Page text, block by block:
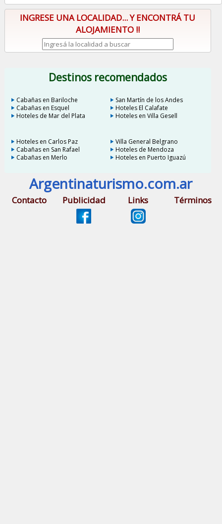
INGRESE UNA LOCALIDAD... Y ENCONTRÁ TU
ALOJAMIENTO !!
Destinos recomendados
Cabañas en Bariloche
San Martín de los Andes
Cabañas en Esquel
Hoteles El Calafate
Hoteles de Mar del Plata
Hoteles en Villa Gesell
Hoteles en Carlos Paz
Villa General Belgrano
Cabañas en San Rafael
Hoteles de Mendoza
Cabañas en Merlo
Hoteles en Puerto Iguazú
Argentinaturismo.com.ar
Contacto Publicidad Links Términos